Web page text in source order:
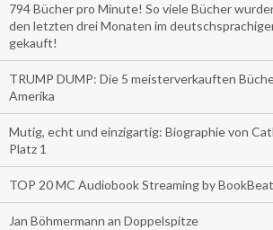
794 Bücher pro Minute! So viele Bücher
den letzten drei Monaten im
gekauft!
TRUMP DUMP: Die 5 meisterverkauften
Amerika
Mutig, echt und einzigartig: Biographie von
Platz 1
TOP 20 MC Audiobook Streaming by BookBeat
Jan Böhmermann an Doppelspitze